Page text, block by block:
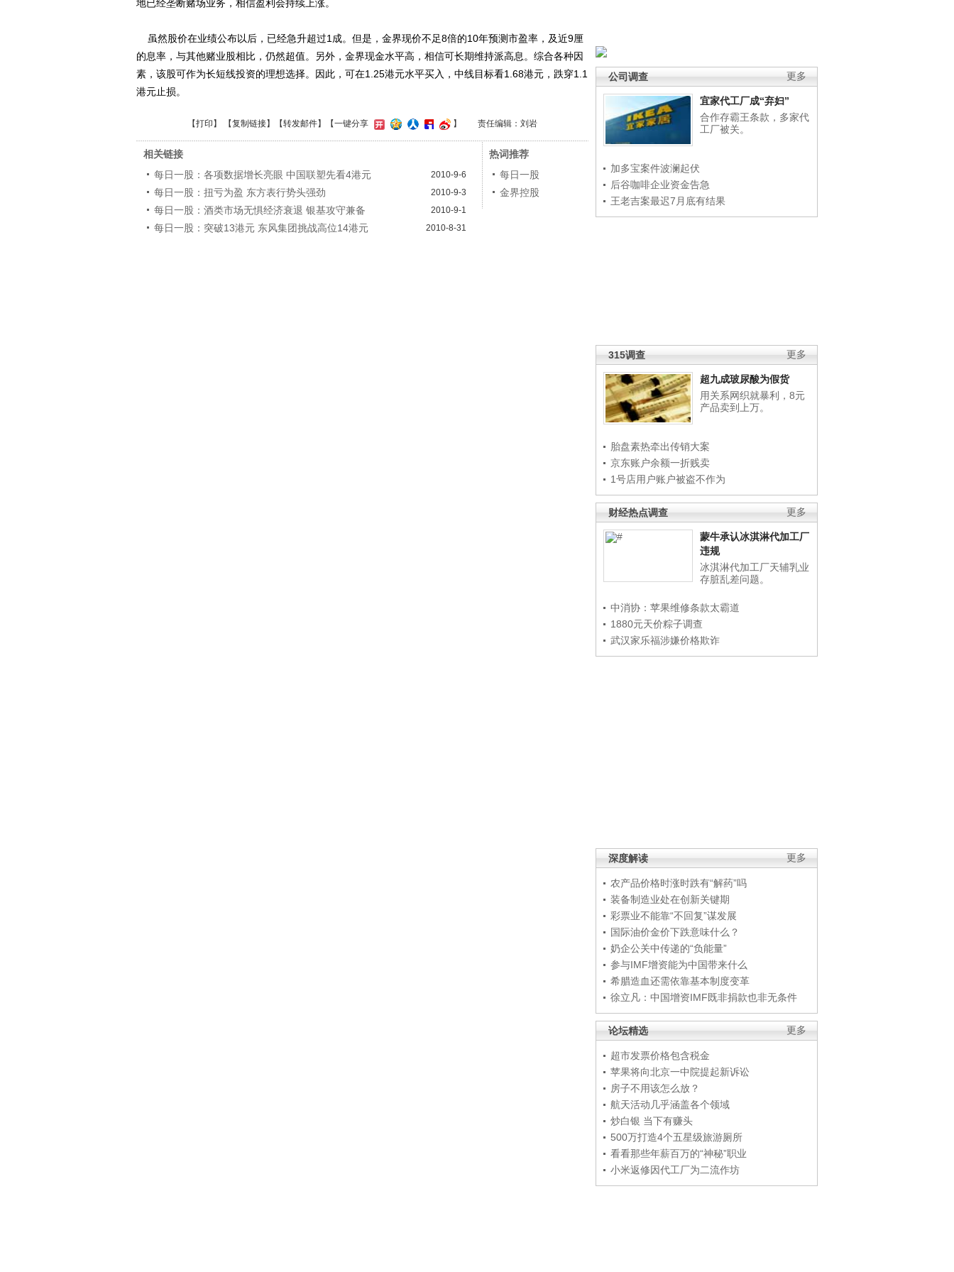
更多
公司调查
宜家代工厂成“弃妇”
合作存霸王条款，多家代
工厂被关。
加多宝案件波澜起伏
后谷咖啡企业资金告急
王老吉案最迟7月底有结果
更多
315调查
超九成玻尿酸为假货
用关系网织就暴利，8元
产品卖到上万。
胎盘素热牵出传销大案
京东账户余额一折贱卖
1号店用户账户被盗不作为
更多
财经热点调查
蒙牛承认冰淇淋代加工厂
违规
冰淇淋代加工厂天辅乳业
存脏乱差问题。
中消协：苹果维修条款太霸道
1880元天价粽子调查
武汉家乐福涉嫌价格欺诈
更多
深度解读
农产品价格时涨时跌有“解药”吗
装备制造业处在创新关键期
彩票业不能靠“不回复”谋发展
国际油价金价下跌意味什么？
奶企公关中传递的“负能量”
参与IMF增资能为中国带来什么
希腊造血还需依靠基本制度变革
徐立凡：中国增资IMF既非捐款也非无条件
更多
论坛精选
超市发票价格包含税金
苹果将向北京一中院提起新诉讼
房子不用该怎么放？
航天活动几乎涵盖各个领域
炒白银 当下有赚头
500万打造4个五星级旅游厕所
看看那些年薪百万的“神秘”职业
小米返修因代工厂为二流作坊
地已经垄断赌场业务，相信盈利会持续上涨。
虽然股价在业绩公布以后，已经急升超过1成。但是，金界现价不足8倍的10年预测市盈率，及近9厘
的息率，与其他赌业股相比，仍然超值。另外，金界现金水平高，相信可长期维持派高息。综合各种因
素，该股可作为长短线投资的理想选择。因此，可在1.25港元水平买入，中线目标看1.68港元，跌穿1.1
港元止损。
【打印 】 【复制链接】【转发邮件】 【一键分享 】 责任编辑：刘岩
相关链接
每日一股：各项数据增长亮眼 中国联塑先看4港元
2010-9-6
每日一股：扭亏为盈 东方表行势头强劲 2010-9-3
每日一股：酒类市场无惧经济衰退 银基攻守兼备 2010-9-1
每日一股：突破13港元 东风集团挑战高位14港元 2010-8-31
热词推荐
每日一股
金界控股